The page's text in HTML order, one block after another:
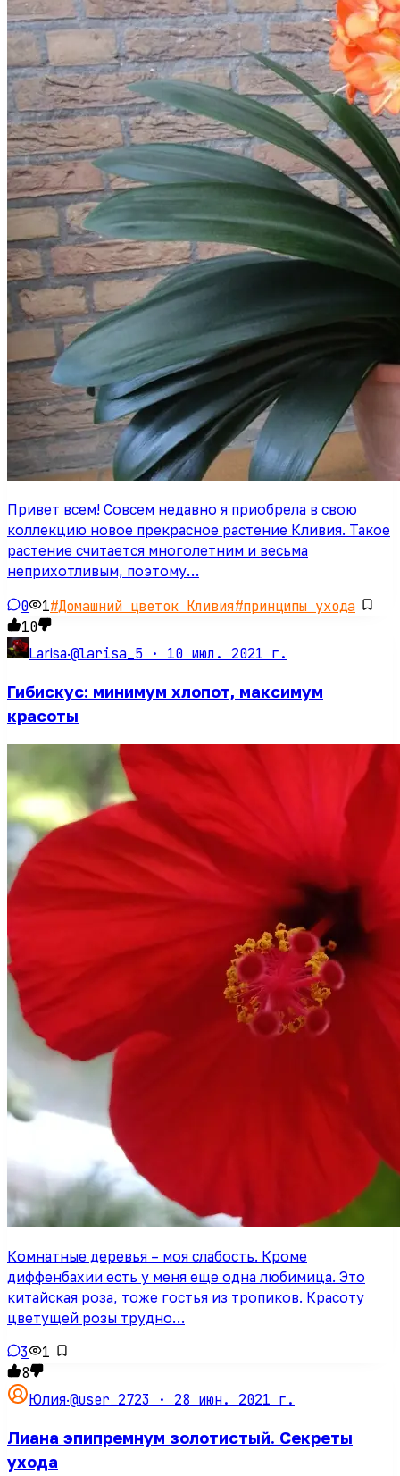
Привет всем! Совсем недавно я приобрела в свою
коллекцию новое прекрасное растение Кливия. Такое
растение считается многолетним и весьма
неприхотливым, поэтому…
0 1#Домашний цветок Кливия#принципы ухода
10
Larisa·@larisa_5 · 10 июл. 2021 г.
Гибискус: минимум хлопот, максимум
красоты
Комнатные деревья – моя слабость. Кроме
диффенбахии есть у меня еще одна любимица. Это
китайская роза, тоже гостья из тропиков. Красоту
цветущей розы трудно…
3
1
8
Юлия·@user_2723 · 28 июн. 2021 г.
Лиана эпипремнум золотистый. Секреты
ухода